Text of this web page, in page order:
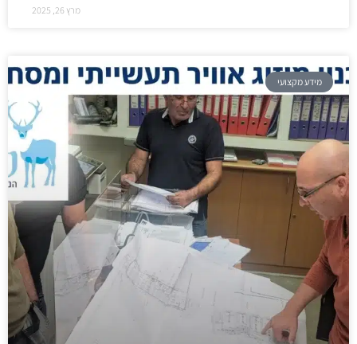
מרץ 26, 2025
מידע מקצועי